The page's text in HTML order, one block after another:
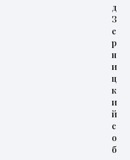
д
З
е
р
н
и
ц
к
и
й
с
о
б